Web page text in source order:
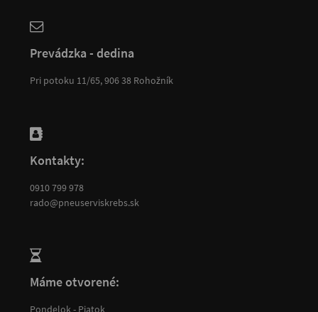
Prevádzka - dedina
Pri potoku 11/65, 906 38 Rohožník
Kontakty:
0910 799 978
rado@pneuserviskrebs.sk
Máme otvorené:
Pondelok - Piatok